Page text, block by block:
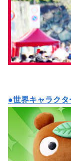
●世界キャラク